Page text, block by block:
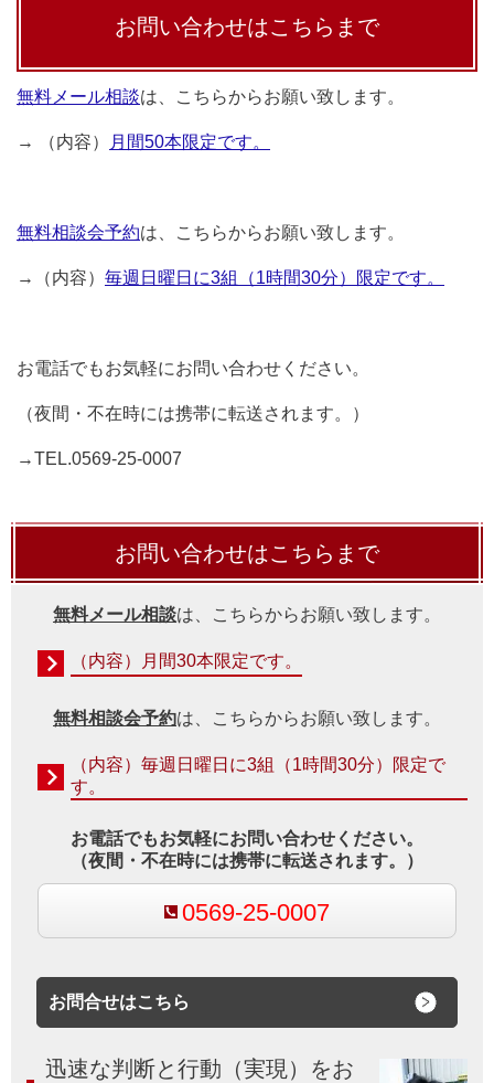
お問い合わせはこちらまで
無料メール相談は、こちらからお願い致します。
→ （内容） 月間50本限定です。
無料相談会予約は、こちらからお願い致します。
→（内容） 毎週日曜日に3組（1時間30分）限定です。
お電話でもお気軽にお問い合わせください。
（夜間・不在時には携帯に転送されます。）
→TEL.0569-25-0007
お問い合わせはこちらまで
無料メール相談は、こちらからお願い致します。
（内容）月間30本限定です。
無料相談会予約は、こちらからお願い致します。
（内容）毎週日曜日に3組（1時間30分）限定で
す。
お電話でもお気軽にお問い合わせください。
（夜間・不在時には携帯に転送されます。）
0569-25-0007
お問合せはこちら
迅速な判断と行動（実現）をお